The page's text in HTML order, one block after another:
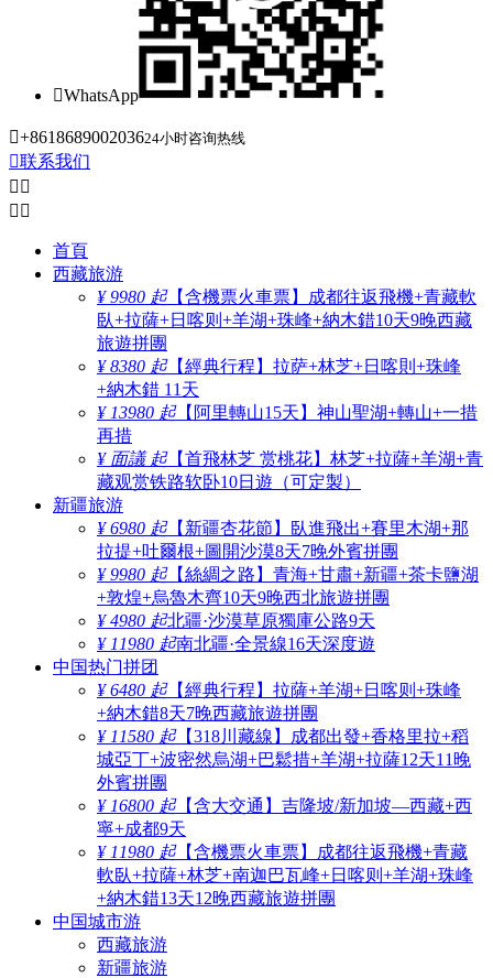
WhatsApp
+861868900203624小时咨询热线
联系我们
 
 
首頁
西藏旅游
¥ 9980 起【含機票火車票】成都往返飛機+青藏軟
臥+拉薩+日喀则+羊湖+珠峰+納木錯10天9晚西藏
旅遊拼團
¥ 8380 起【經典行程】拉萨+林芝+日喀則+珠峰
+納木錯 11天
¥ 13980 起【阿里轉山15天】神山聖湖+轉山+一措
再措
¥ 面議 起【首飛林芝 赏桃花】林芝+拉薩+羊湖+青
藏观赏铁路软卧10日遊（可定製）
新疆旅游
¥ 6980 起【新疆杏花節】臥進飛出+賽里木湖+那
拉提+吐爾根+圖開沙漠8天7晚外賓拼團
¥ 9980 起【絲綢之路】青海+甘肅+新疆+茶卡鹽湖
+敦煌+烏魯木齊10天9晚西北旅遊拼團
¥ 4980 起北疆·沙漠草原獨庫公路9天
¥ 11980 起南北疆·全景線16天深度遊
中国热门拼团
¥ 6480 起【經典行程】拉薩+羊湖+日喀则+珠峰
+納木錯8天7晚西藏旅遊拼團
¥ 11580 起【318川藏線】成都出發+香格里拉+稻
城亞丁+波密然烏湖+巴鬆措+羊湖+拉薩12天11晚
外賓拼團
¥ 16800 起【含大交通】吉隆坡/新加坡—西藏+西
寧+成都9天
¥ 11980 起【含機票火車票】成都往返飛機+青藏
軟臥+拉薩+林芝+南迦巴瓦峰+日喀则+羊湖+珠峰
+納木錯13天12晚西藏旅遊拼團
中国城市游
西藏旅游
新疆旅游